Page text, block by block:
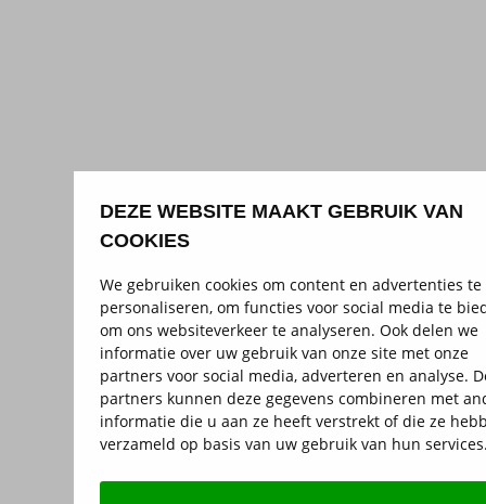
DEZE WEBSITE MAAKT GEBRUIK VAN
COOKIES
We gebruiken cookies om content en advertenties te
personaliseren, om functies voor social media te
om ons websiteverkeer te analyseren. Ook delen we
informatie over uw gebruik van onze site met onze
partners voor social media, adverteren en analyse.
partners kunnen deze gegevens combineren met
informatie die u aan ze heeft verstrekt of die ze
verzameld op basis van uw gebruik van hun